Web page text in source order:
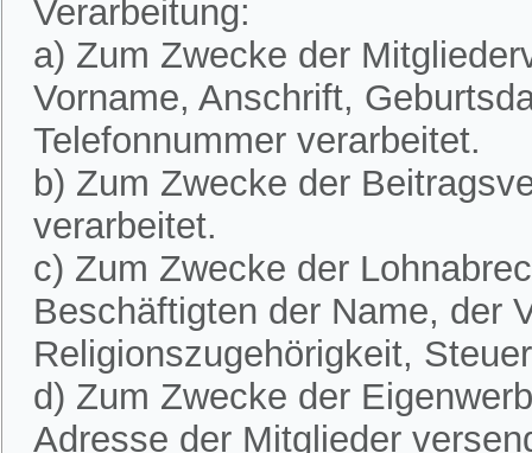
Verarbeitung:
a) Zum Zwecke der
Vorname, Anschrift,
Telefonnummer verarbeitet.
b) Zum Zwecke der
verarbeitet.
c) Zum Zwecke der
Beschäftigten der Name, der
Religionszugehörigkeit,
d) Zum Zwecke der
Adresse der Mitglieder